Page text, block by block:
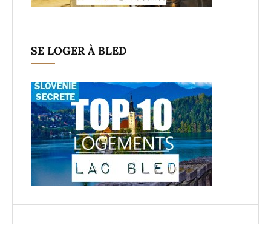
SE LOGER À BLED